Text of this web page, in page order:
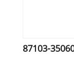
87103-